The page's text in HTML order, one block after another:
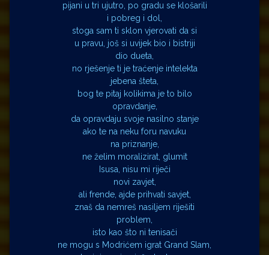
pijani u tri ujutro, po gradu se klošarili
i pobreg i dol,
stoga sam ti sklon vjerovati da si
u pravu, još si uvijek bio i bistriji
dio dueta,
no rješenje ti je traćenje intelekta
jebena šteta,
bog te pitaj kolikima je to bilo
opravdanje,
da opravdaju svoje nasilno stanje
ako te na neku foru navuku
na priznanje,
ne želim moralizirat, glumit
Isusa, nisu mi riječi
novi zavjet,
ali frende, ajde prihvati savjet,
znaš da nemreš nasiljem riješiti
problem,
isto kao što ni tenisači
ne mogu s Modrićem igrat Grand Slam,